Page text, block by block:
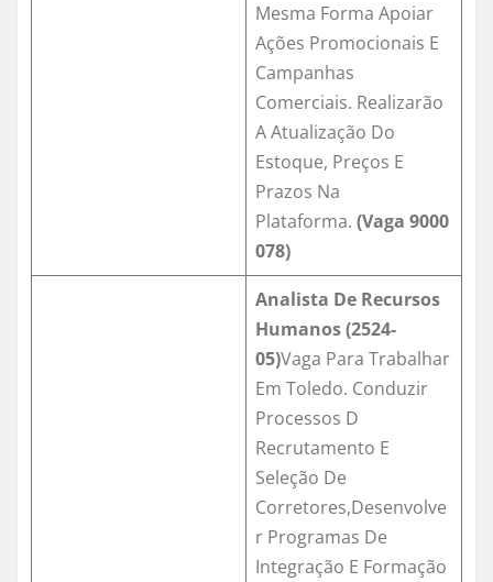
Mesma Forma Apoiar
Ações Promocionais E
Campanhas
Comerciais. Realizarão
A Atualização Do
Estoque, Preços E
Prazos Na
Plataforma. (Vaga 9000
078)
Analista De Recursos
Humanos(2524-
05)Vaga Para Trabalhar
Em Toledo. Conduzir
Processos D
Recrutamento E
Seleção De
Corretores,Desenvolve
r Programas De
Integração E Formação